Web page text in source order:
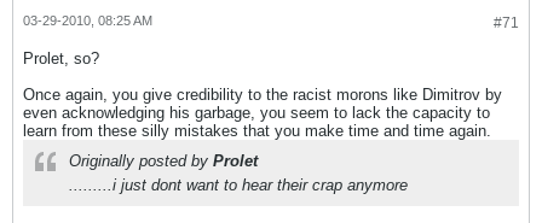
#71
03-29-2010, 08:25 AM
Prolet, so?
Once again, you give credibility to the racist morons like Dimitrov by
even acknowledging his garbage, you seem to lack the capacity to
learn from these silly mistakes that you make time and time again.
Originally posted by Prolet
.........i just dont want to hear their crap anymore